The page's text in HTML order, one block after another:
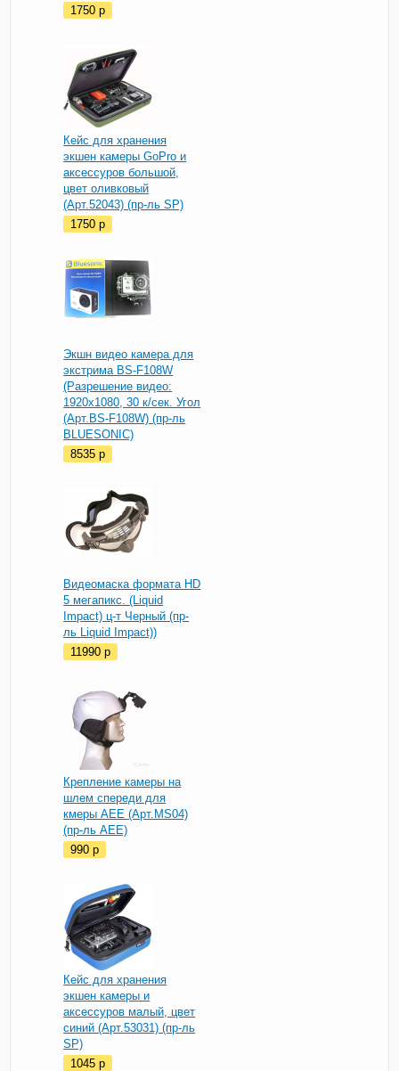
1750p
Кейс для хранения
экшен камеры GoPro и
аксессуров большой,
цвет оливковый
(Арт.52043) (пр-ль SP)
1750p
Экшн видео камера для
экстрима BS-F108W
(Разрешение видео:
1920х1080, 30 к/сек. Угол
(Арт.BS-F108W) (пр-ль
BLUESONIC)
8535p
Видеомаска формата HD
5 мегапикс. (Liquid
Impact) ц-т Черный (пр-
ль Liquid Impact))
11990p
Крепление камеры на
шлем спереди для
кмеры AEE (Арт.MS04)
(пр-ль AEE)
990p
Кейс для хранения
экшен камеры и
аксессуров малый, цвет
синий (Арт.53031) (пр-ль
SP)
1045p